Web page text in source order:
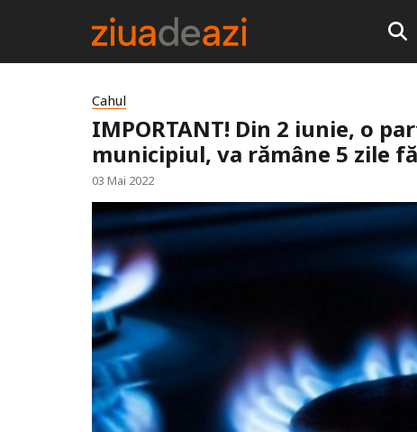
Cahul
IMPORTANT! Din 2 iunie, o
municipiul, va rămâne 5 zile
03 Mai 2022